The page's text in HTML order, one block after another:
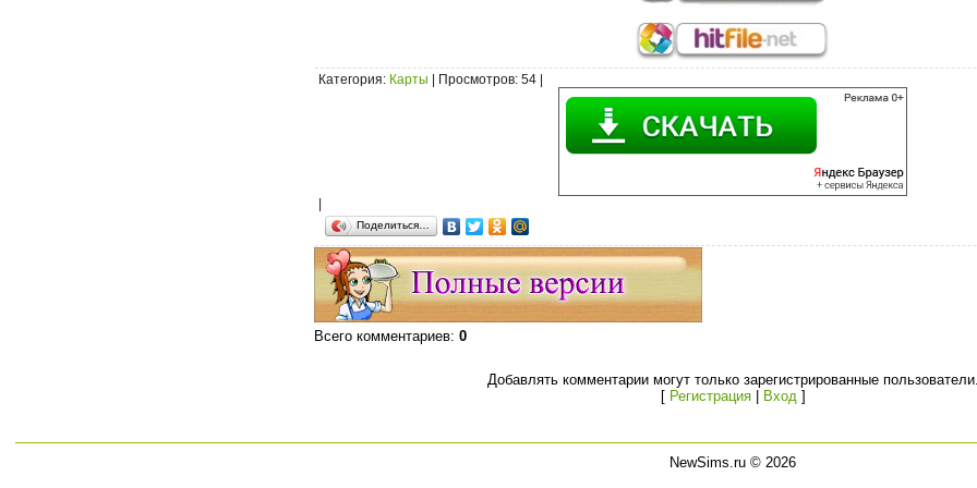
Категория: Карты Просмотров: 54 |
Поделиться…
Всего комментариев: 0
Добавлять комментарии могут только зарегистрированные
[ Регистрация| Вход]
NewSims.ru © 2026